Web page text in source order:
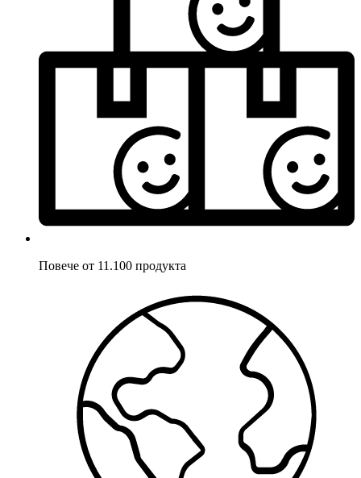
Повече от 11.100 продукта